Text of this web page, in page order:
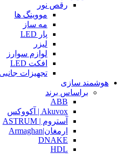
رقص نور
مووینگ ها
مه ساز
پار LED
لیزر
لوازم سوارز
افکت LED
تجهیزات جانبی
هوشمند سازی
براساس برند
ABB
Akuvox | آکووکس
آستروم | ASTRUM
ارمغان|Armaghan
DNAKE
HDL